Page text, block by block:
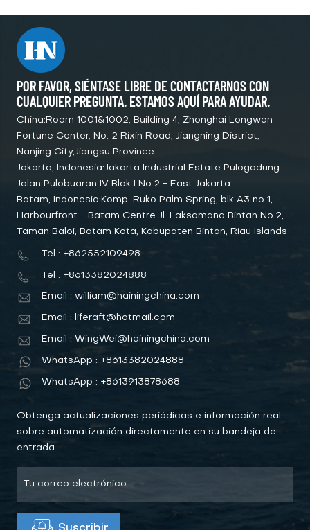
POR FAVOR, SIÉNTASE LIBRE DE CONTACTARNOS CON
CUALQUIER PREGUNTA. ESTAMOS AQUÍ PARA AYUDAR.
China:Room 1001&1002, Building 4, Zhonghai Longwan
Fortune Center, No. 2 Rixin Road, Jiangning District,
Nanjing City,Jiangsu Province
Jakarta, Indonesia:Jakarta Industrial Estate Pulogadung
Jalan Pulobuaran IV Blok I No.2 - East Jakarta
Batam, Indonesia:Komp. Ruko Palm Spring, blk A3 no 1,
Harbourfront - Batam Centre Jl. Laksamana Bintan No.2,
Taman Baloi, Batam Kota, Kabupaten Bintan, Riau Islands
Tel : +862552109498
Tel : +8613382024888
Email : william@hainingchina.com
Email : liferaft@hotmail.com
Email : WingWei@hainingchina.com
WhatsApp : +8613382024888
WhatsApp : +8613913878688
Obtenga actualizaciones periódicas e información real
sobre automatización directamente en su bandeja de
entrada.